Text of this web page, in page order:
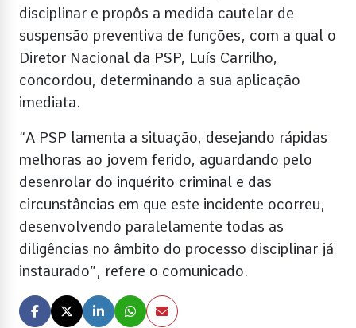
disciplinar e propôs a medida cautelar de
suspensão preventiva de funções, com a qual o
Diretor Nacional da PSP, Luís Carrilho,
concordou, determinando a sua aplicação
imediata.
“A PSP lamenta a situação, desejando rápidas
melhoras ao jovem ferido, aguardando pelo
desenrolar do inquérito criminal e das
circunstâncias em que este incidente ocorreu,
desenvolvendo paralelamente todas as
diligências no âmbito do processo disciplinar já
instaurado”, refere o comunicado.